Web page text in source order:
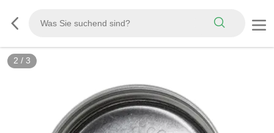
2 / 3